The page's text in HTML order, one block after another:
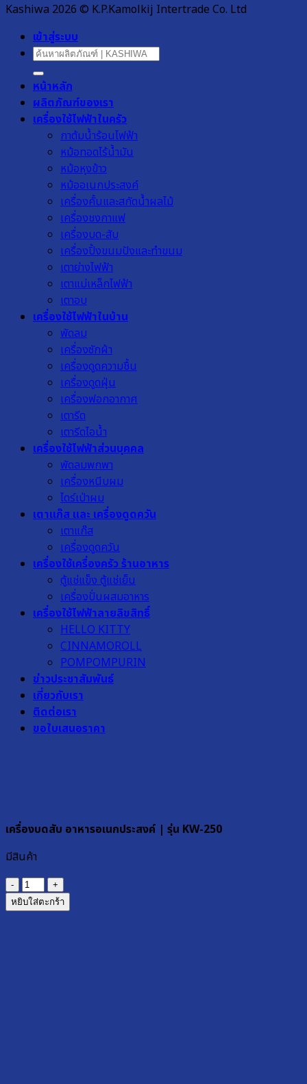
Kashiwa 2026 © K.P.Kamolkij Intertrade Co. Ltd
เข้าสู่ระบบ
ค้นหา:
หน้าหลัก
ผลิตภัณฑ์ของเรา
เครื่องใช้ไฟฟ้าในครัว
กาต้มน้ำร้อนไฟฟ้า
หม้อทอดไร้น้ำมัน
หม้อหุงข้าว
หม้ออเนกประสงค์
เครื่องคั้นและสกัดน้ำผลไม้
เครื่องชงกาแฟ
เครื่องบด-สับ
เครื่องปิ้งขนมปังและทำขนม
เตาย่างไฟฟ้า
เตาแม่เหล็กไฟฟ้า
เตาอบ
เครื่องใช้ไฟฟ้าในบ้าน
พัดลม
เครื่องซักผ้า
เครื่องดูดความชื้น
เครื่องดูดฝุ่น
เครื่องฟอกอากาศ
เตารีด
เตารีดไอน้ำ
เครื่องใช้ไฟฟ้าส่วนบุคคล
พัดลมพกพา
เครื่องหนีบผม
ไดร์เป่าผม
เตาแก๊ส และ เครื่องดูดควัน
เตาแก๊ส
เครื่องดูดควัน
เครื่องใช้เครื่องครัว ร้านอาหาร
ตู้แช่แข็ง ตู้แช่เย็น
เครื่องปั่นผสมอาหาร
เครื่องใช้ไฟฟ้าลายลิขสิทธิ์
HELLO KITTY
CINNAMOROLL
POMPOMPURIN
ข่าวประชาสัมพันธ์
เกี่ยวกับเรา
ติดต่อเรา
ขอใบเสนอราคา
เครื่องบดสับ อาหารอเนกประสงค์ | รุ่น KW-250
มีสินค้า
จำนวน
เครื่อง
บด
หยิบใส่ตะกร้า